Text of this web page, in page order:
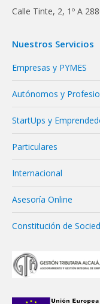
Calle Tinte, 2, 1º A
Nuestros Servicios
Empresas y PYMES
Autónomos y
StartUps y
Particulares
Internacional
Asesoría Online
Constitución de